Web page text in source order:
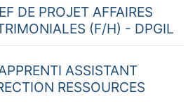
DE PROJET AFFAIRES
(F/H) - DPGIL
ASSISTANT
RESSOURCES